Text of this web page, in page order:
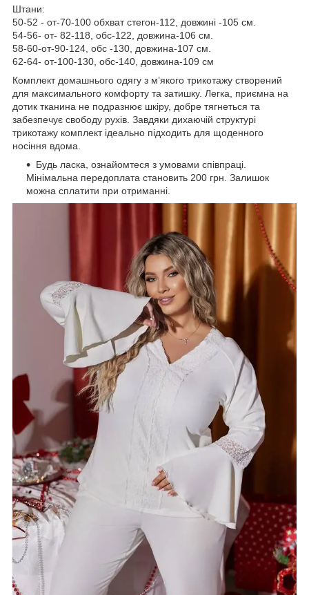
Штани:
50-52 - от-70-100 обхват стегон-112, довжині -105 см.
54-56- от- 82-118, обс-122, довжина-106 см.
58-60-от-90-124, обс -130, довжина-107 см.
62-64- от-100-130, обс-140, довжина-109 см
Комплект домашнього одягу з м’якого трикотажу створений
для максимального комфорту та затишку. Легка, приємна на
дотик тканина не подразнює шкіру, добре тягнеться та
забезпечує свободу рухів. Завдяки дихаючій структурі
трикотажу комплект ідеально підходить для щоденного
носіння вдома.
Будь ласка, ознайомтеся з умовами співпраці.
Мінімальна передоплата становить 200 грн. Залишок
можна сплатити при отриманні.